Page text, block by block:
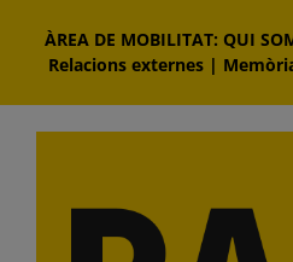
content
ÀREA DE MOBILITAT: QUI
Relacions externes|